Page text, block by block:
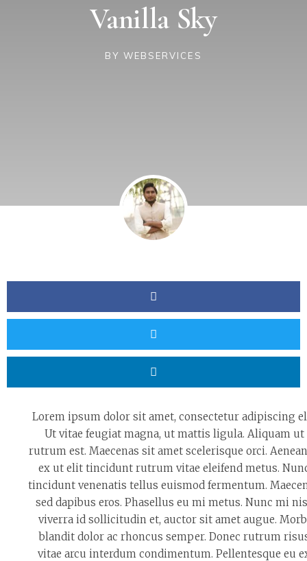
Vanilla Sky
BY WEBSERVICES
Lorem ipsum dolor sit amet, consectetur adipiscing
Ut vitae feugiat magna, ut mattis ligula. Aliquam ut
rutrum est. Maecenas sit amet scelerisque orci.
ex ut elit tincidunt rutrum vitae eleifend metus.
tincidunt venenatis tellus euismod fermentum.
sed dapibus eros. Phasellus eu mi metus. Nunc mi
viverra id sollicitudin et, auctor sit amet augue.
blandit dolor ac rhoncus semper. Donec rutrum
vitae arcu interdum condimentum. Pellentesque eu